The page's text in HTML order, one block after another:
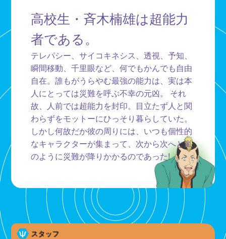
高校生・斉木楠雄は超能力
者である。
テレパシー、サイコキネシス、透視、予知、
瞬間移動、千里眼など、何でもかんでも自由
自在。誰もがうらやむ最強の能力は、実は本
人にとっては災難を呼ぶ不幸の元凶。 それ
故、人前では超能力を封印。目立たず人と関
わらずをモットーにひっそり暮らしていた。
しかし何故だか彼の周りには、いつも個性的
なキャラクターが集まって、次から次へと嵐
のように災難が降りかかるのであった!
スタッフ